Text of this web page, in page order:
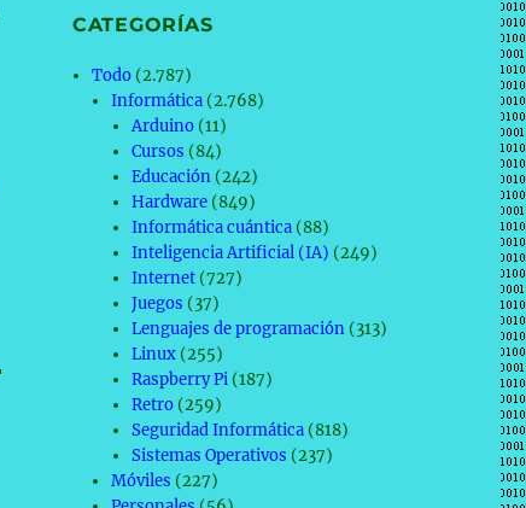
CATEGORÍAS
Todo (2.787)
Informática (2.768)
Arduino(11)
Cursos (84)
Educación(242)
Hardware(849)
Informática cuántica(88)
Inteligencia Artificial (IA) (249)
Internet(727)
Juegos (37)
Lenguajes de programación(313)
Linux(255)
Raspberry Pi(187)
Retro(259)
Seguridad Informática(818)
Sistemas Operativos (237)
Móviles (227)